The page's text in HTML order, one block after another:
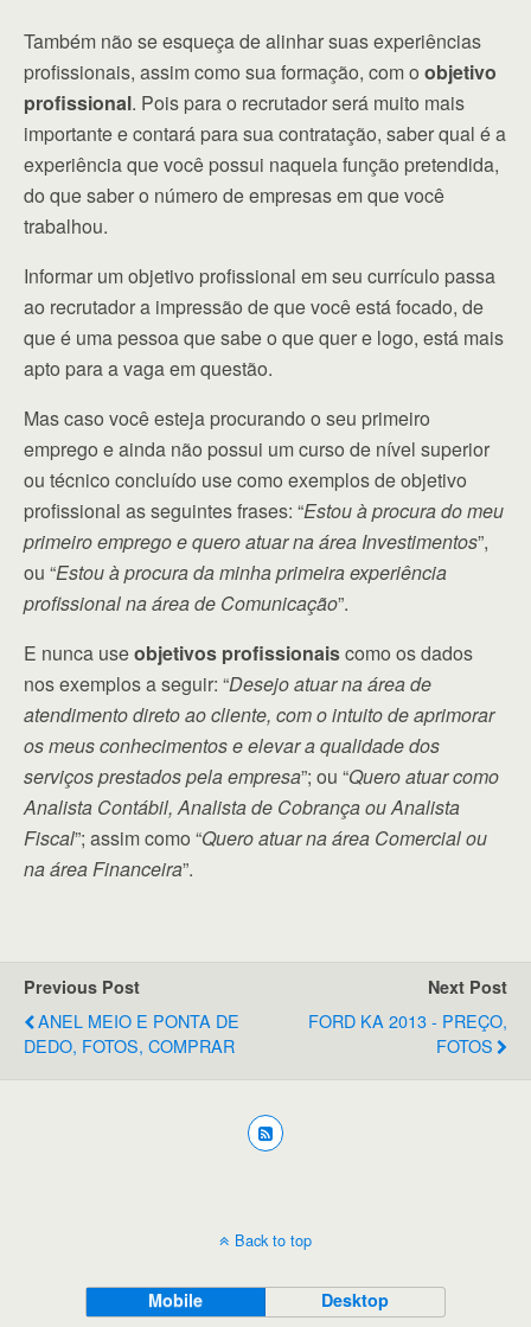
Também não se esqueça de alinhar suas experiências
profissionais, assim como sua formação, com o objetivo
profissional. Pois para o recrutador será muito mais
importante e contará para sua contratação, saber qual é a
experiência que você possui naquela função pretendida,
do que saber o número de empresas em que você
trabalhou.
Informar um objetivo profissional em seu currículo passa
ao recrutador a impressão de que você está focado, de
que é uma pessoa que sabe o que quer e logo, está mais
apto para a vaga em questão.
Mas caso você esteja procurando o seu primeiro
emprego e ainda não possui um curso de nível superior
ou técnico concluído use como exemplos de objetivo
profissional as seguintes frases: “Estou à procura do meu
primeiro emprego e quero atuar na área Investimentos”,
ou “Estou à procura da minha primeira experiência
profissional na área de Comunicação”.
E nunca useobjetivos profissionaiscomo os dados
nos exemplos a seguir: “Desejo atuar na área de
atendimento direto ao cliente, com o intuito de aprimorar
os meus conhecimentos e elevar a qualidade dos
serviços prestados pela empresa”; ou “Quero atuar como
Analista Contábil, Analista de Cobrança ou Analista
Fiscal”; assim como “Quero atuar na área Comercial ou
na área Financeira”.
Previous Post
ANEL MEIO E PONTA DE
DEDO, FOTOS, COMPRAR
Next Post
FORD KA 2013 - PREÇO,
FOTOS
Back to top
Mobile Desktop